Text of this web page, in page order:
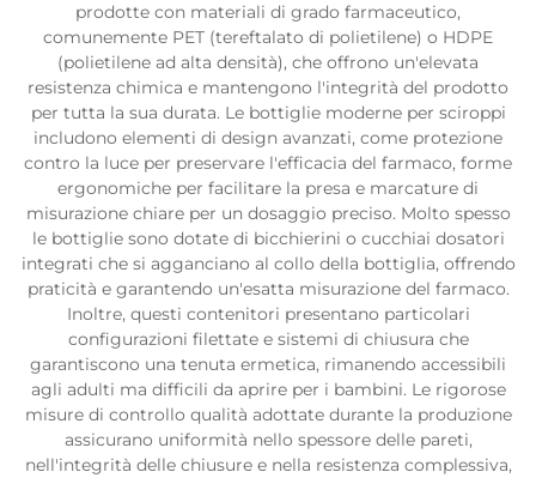
prodotte con materiali di grado farmaceutico,
comunemente PET (tereftalato di polietilene) o HDPE
(polietilene ad alta densità), che offrono un'elevata
resistenza chimica e mantengono l'integrità del prodotto
per tutta la sua durata. Le bottiglie moderne per sciroppi
includono elementi di design avanzati, come protezione
contro la luce per preservare l'efficacia del farmaco, forme
ergonomiche per facilitare la presa e marcature di
misurazione chiare per un dosaggio preciso. Molto spesso
le bottiglie sono dotate di bicchierini o cucchiai dosatori
integrati che si agganciano al collo della bottiglia, offrendo
praticità e garantendo un'esatta misurazione del farmaco.
Inoltre, questi contenitori presentano particolari
configurazioni filettate e sistemi di chiusura che
garantiscono una tenuta ermetica, rimanendo accessibili
agli adulti ma difficili da aprire per i bambini. Le rigorose
misure di controllo qualità adottate durante la produzione
assicurano uniformità nello spessore delle pareti,
nell'integrità delle chiusure e nella resistenza complessiva,